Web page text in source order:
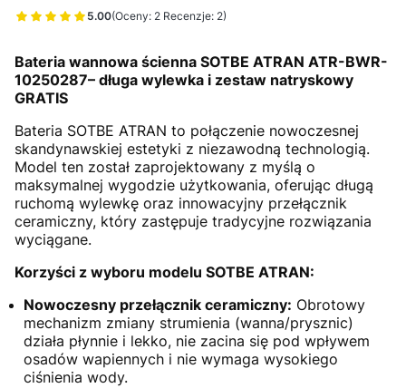
5.00(Oceny: 2 Recenzje: 2)
Przejdź do sekcji Opinie
Bateria wannowa ścienna SOTBE ATRAN ATR-BWR-
10250287– długa wylewka i zestaw natryskowy
GRATIS
Bateria SOTBE ATRAN to połączenie nowoczesnej
skandynawskiej estetyki z niezawodną technologią.
Model ten został zaprojektowany z myślą o
maksymalnej wygodzie użytkowania, oferując długą
ruchomą wylewkę oraz innowacyjny przełącznik
ceramiczny, który zastępuje tradycyjne rozwiązania
wyciągane.
Korzyści z wyboru modelu SOTBE ATRAN:
Nowoczesny przełącznik ceramiczny: Obrotowy
mechanizm zmiany strumienia (wanna/prysznic)
działa płynnie i lekko, nie zacina się pod wpływem
osadów wapiennych i nie wymaga wysokiego
ciśnienia wody.